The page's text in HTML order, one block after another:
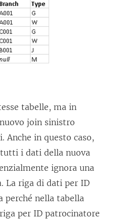
tabelle, ma in
join sinistro
Anche in questo caso,
i dati della nuova
ignora una
La riga di dati per ID
perché nella tabella
per ID patrocinatore